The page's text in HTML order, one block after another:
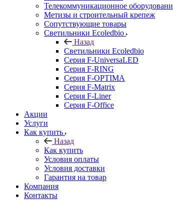
Телекоммуникационное
Метизы и строительный крепеж
Сопутствующие товары
Светильники Ecoledbio
Назад
Светильники Ecoledbio
Серия F-UniversaLED
Серия F-RING
Серия F-OPTIMA
Серия F-Matrix
Серия F-Liner
Серия F-Office
Акции
Услуги
Как купить
Назад
Как купить
Условия оплаты
Условия доставки
Гарантия на товар
Компания
Контакты